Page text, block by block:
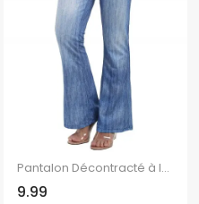
Pantalon Décontracté à Imprimé Denim avec Fausses Poches à Braguette à Glissière
9.99